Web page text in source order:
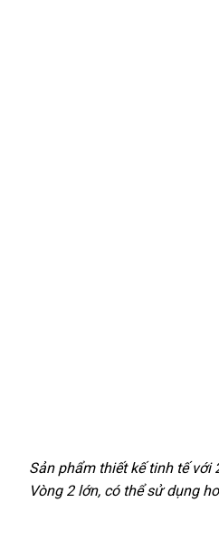
Rung
Tai
Sản phẩm thiết kế tinh tếở
đâu
với
Vòng 2 lớnăn
, ở
có thể sử dụng